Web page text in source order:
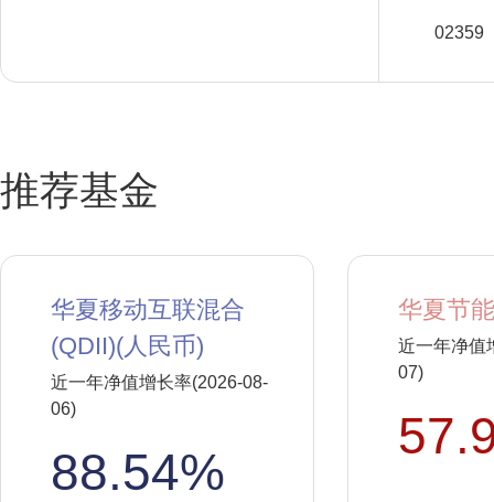
02359
推荐基金
华夏移动互联混合
(QDII)(人民币)
近一年净值增长率(2026-08-
06)
88.54%
华夏节
近一年净值
07)